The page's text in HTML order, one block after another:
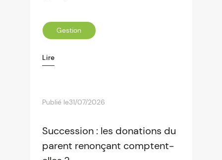
Gestion
Lire
Publié le31/07/2026
Succession : les donations du
parent renonçant comptent-